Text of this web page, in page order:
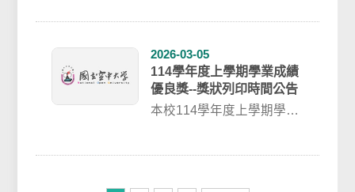
2026-03-05
114學年度上學期學業成績
優良獎--獎狀列印時間公告
本校114學年度上學期學業